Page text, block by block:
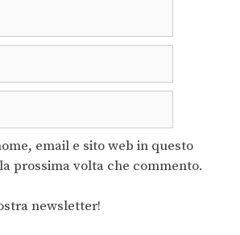
email e sito web in questo
prossima volta che commento.
newsletter!